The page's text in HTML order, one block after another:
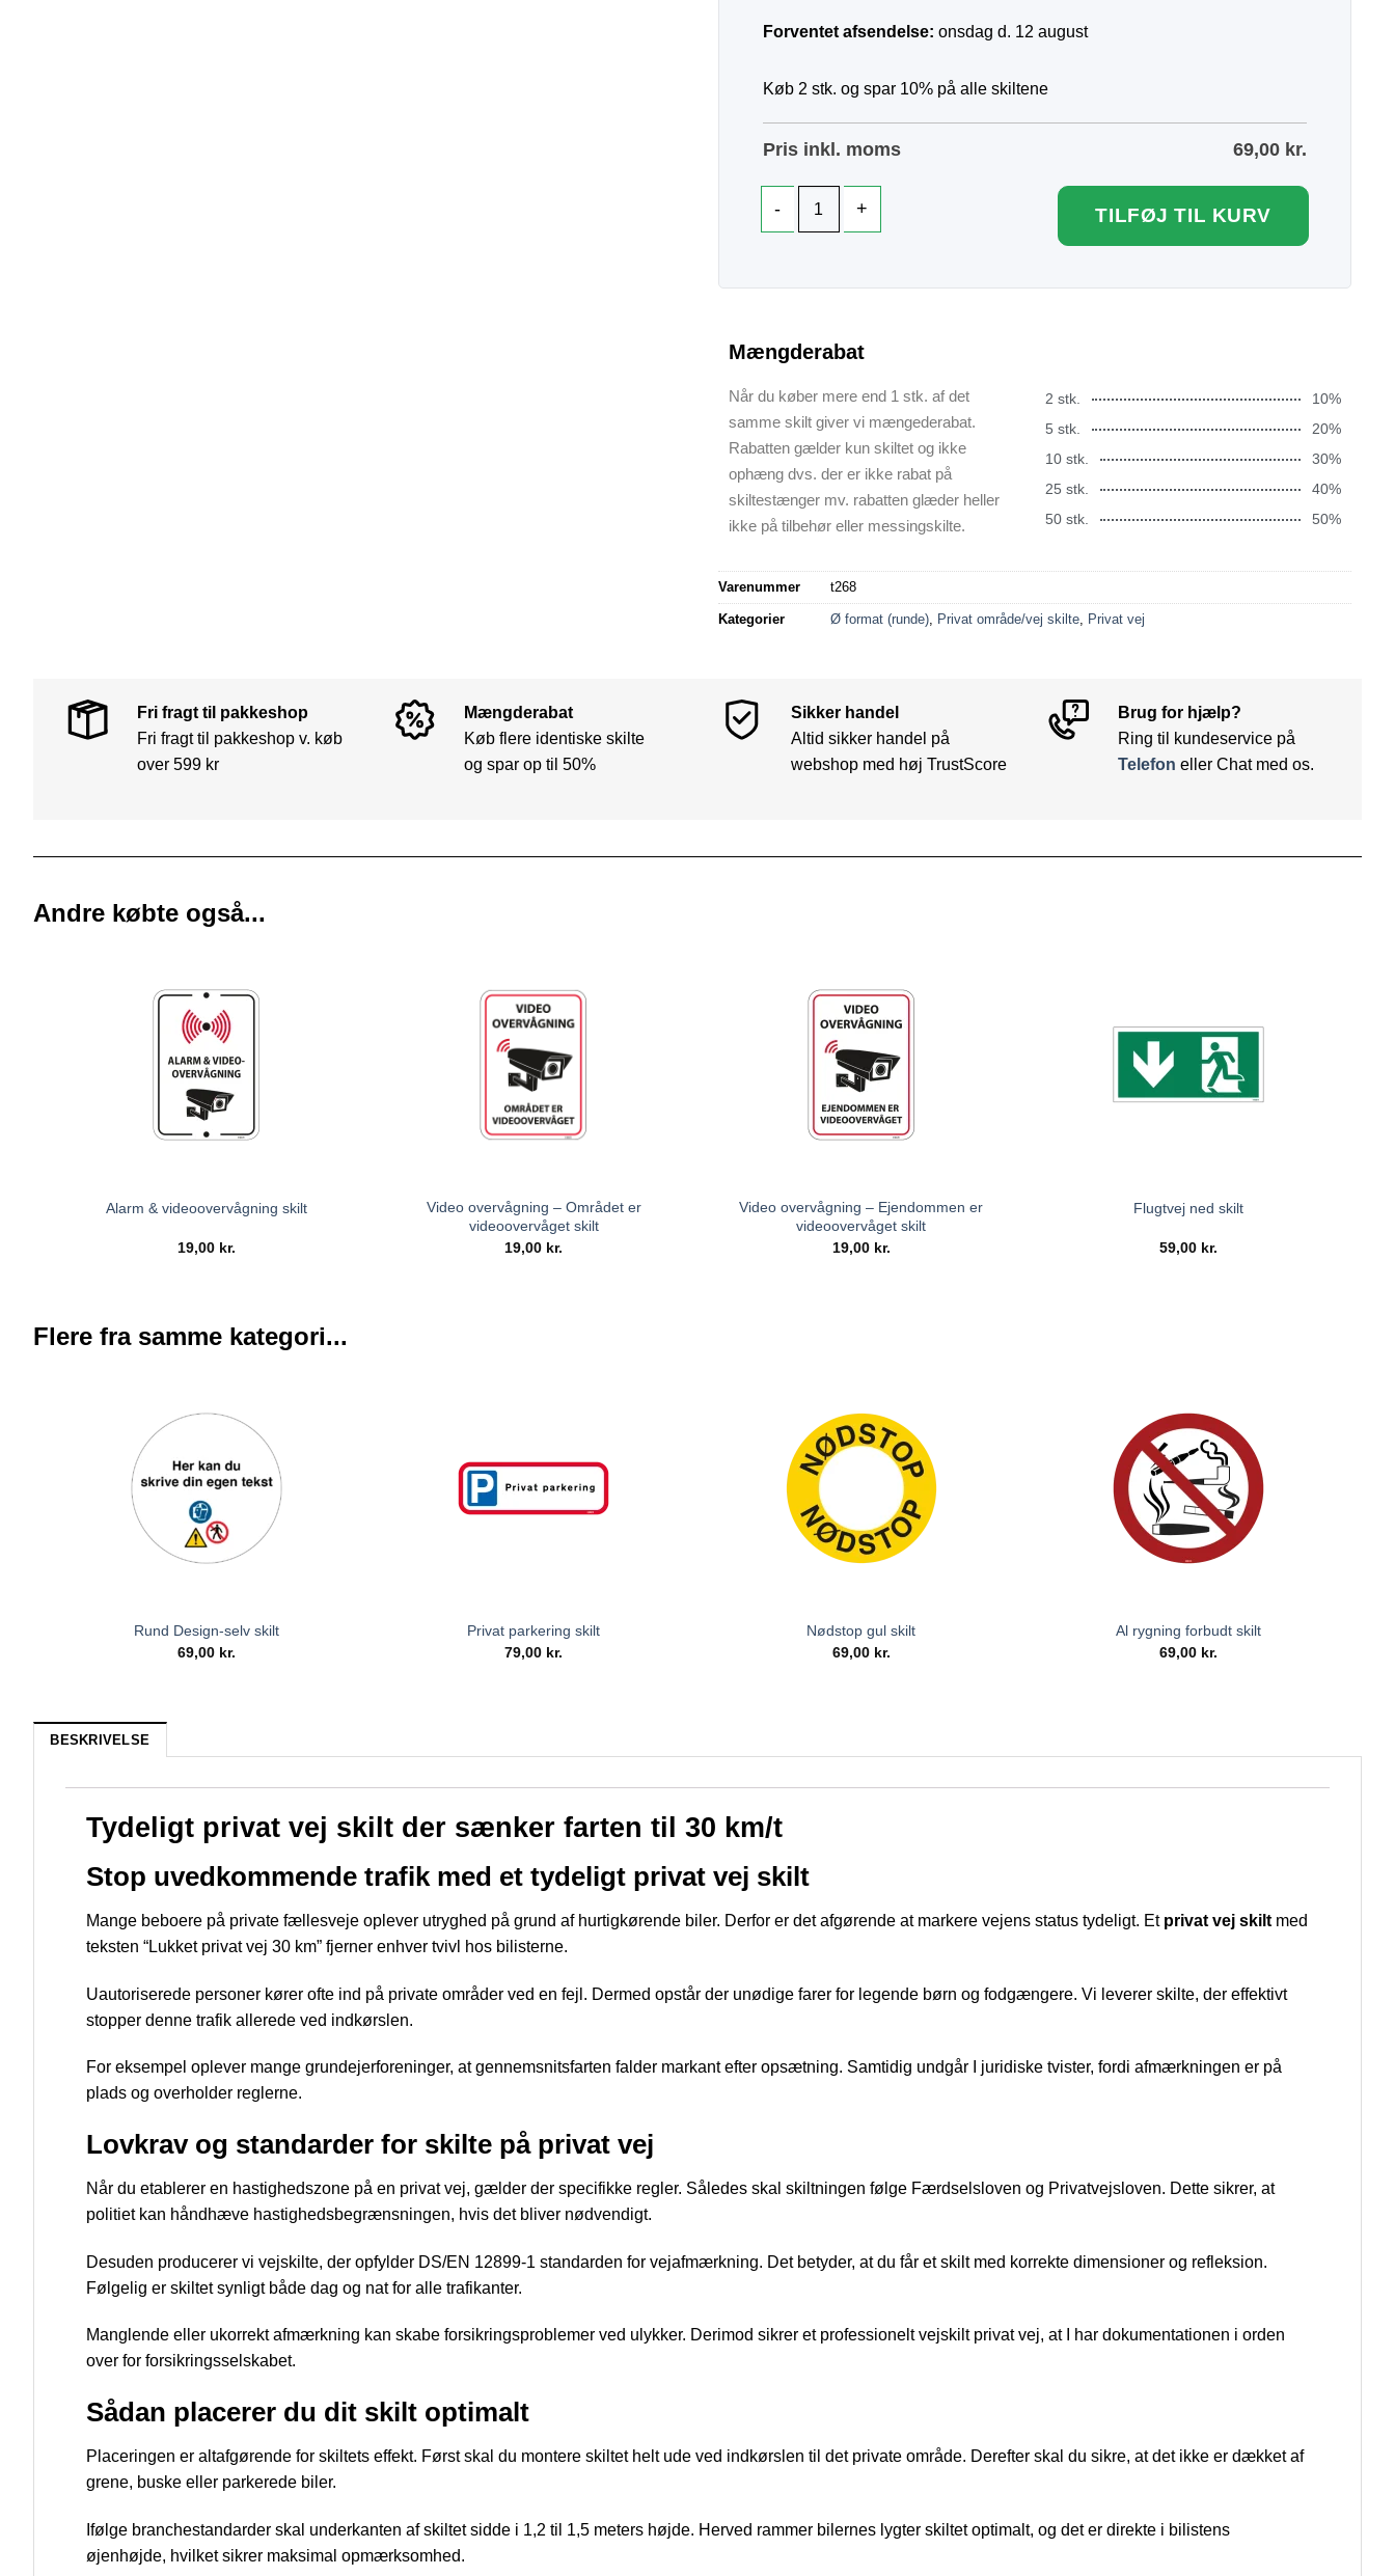
Forventet afsendelse: onsdag d. 12 august
Køb 2 stk. og spar 10% på alle skiltene
Pris inkl. moms 69,00 kr.
TILFØJ TIL KURV
Mængderabat
Når du køber mere end 1 stk. af det
samme skilt giver vi mængederabat.
Rabatten gælder kun skiltet og ikke
ophæng dvs. der er ikke rabat på
skiltestænger mv. rabatten glæder heller
ikke på tilbehør eller messingskilte.
2 stk.
10%
5 stk.
20%
10 stk.
30%
25 stk.
40%
50 stk.
50%
Varenummer t268
Kategorier Ø format (runde) Privat område/vej skilte Privat vej
Fri fragt til pakkeshop
Fri fragt til pakkeshop v. køb
over 599 kr
Mængderabat
Køb flere identiske skilte
og spar op til 50%
Sikker handel
Altid sikker handel på
webshop med høj TrustScore
Brug for hjælp?
Ring til kundeservice på
Telefon eller Chat med os.
Andre købte også...
Alarm & videoovervågning skilt
19,00 kr.
Video overvågning – Området er
videoovervåget skilt
19,00 kr.
Video overvågning – Ejendommen er
videoovervåget skilt
19,00 kr.
Flugtvej ned skilt
59,00 kr.
Flere fra samme kategori...
Rund Design-selv skilt
69,00 kr.
Privat parkering skilt
79,00 kr.
Nødstop gul skilt
69,00 kr.
Al rygning forbudt skilt
69,00 kr.
BESKRIVELSE
Tydeligt privat vej skilt der sænker farten til 30 km/t
Stop uvedkommende trafik med et tydeligt privat vej skilt
Mange beboere på private fællesveje oplever utryghed på grund af hurtigkørende biler. Derfor er det afgørende at markere vejens status tydeligt. Et privat vej skilt med
teksten “Lukket privat vej 30 km” fjerner enhver tvivl hos bilisterne.
Uautoriserede personer kører ofte ind på private områder ved en fejl. Dermed opstår der unødige farer for legende børn og fodgængere. Vi leverer skilte, der effektivt
stopper denne trafik allerede ved indkørslen.
For eksempel oplever mange grundejerforeninger, at gennemsnitsfarten falder markant efter opsætning. Samtidig undgår I juridiske tvister, fordi afmærkningen er på
plads og overholder reglerne.
Lovkrav og standarder for skilte på privat vej
Når du etablerer en hastighedszone på en privat vej, gælder der specifikke regler. Således skal skiltningen følge Færdselsloven og Privatvejsloven. Dette sikrer, at
politiet kan håndhæve hastighedsbegrænsningen, hvis det bliver nødvendigt.
Desuden producerer vi vejskilte, der opfylder DS/EN 12899-1 standarden for vejafmærkning. Det betyder, at du får et skilt med korrekte dimensioner og refleksion.
Følgelig er skiltet synligt både dag og nat for alle trafikanter.
Manglende eller ukorrekt afmærkning kan skabe forsikringsproblemer ved ulykker. Derimod sikrer et professionelt vejskilt privat vej, at I har dokumentationen i orden
over for forsikringsselskabet.
Sådan placerer du dit skilt optimalt
Placeringen er altafgørende for skiltets effekt. Først skal du montere skiltet helt ude ved indkørslen til det private område. Derefter skal du sikre, at det ikke er dækket af
grene, buske eller parkerede biler.
Ifølge branchestandarder skal underkanten af skiltet sidde i 1,2 til 1,5 meters højde. Herved rammer bilernes lygter skiltet optimalt, og det er direkte i bilistens
øjenhøjde, hvilket sikrer maksimal opmærksomhed.